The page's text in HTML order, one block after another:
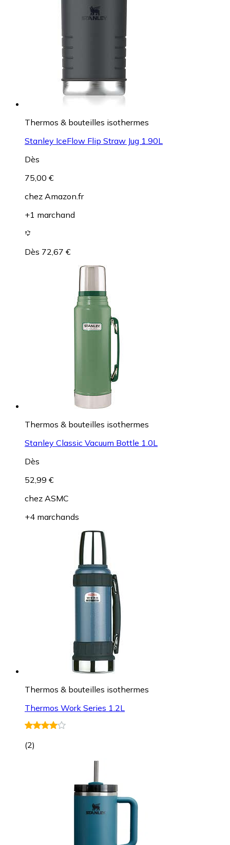
Thermos & bouteilles isothermes
Stanley IceFlow Flip Straw Jug 1.90L
Dès
75,00 €
chez Amazon.fr
+1 marchand
Dès 72,67 €
Thermos & bouteilles isothermes
Stanley Classic Vacuum Bottle 1.0L
Dès
52,99 €
chez ASMC
+4 marchands
Thermos & bouteilles isothermes
Thermos Work Series 1.2L
(2)